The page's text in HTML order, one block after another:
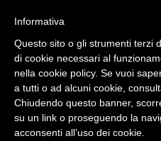
Informativa
Questo sito o gli strumenti terzi
di cookie necessari al
nella cookie policy. Se vuoi
a tutti o ad alcuni cookie,
Chiudendo questo banner,
su un link o proseguendo la
acconsenti all’uso dei cookie.